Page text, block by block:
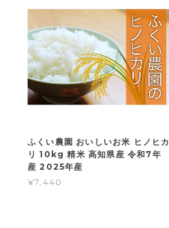
ふくい農園 おいしいお米 ヒノヒカ
リ 10kg 精米 高知県産 令和7年
産 2025年産
¥7,440